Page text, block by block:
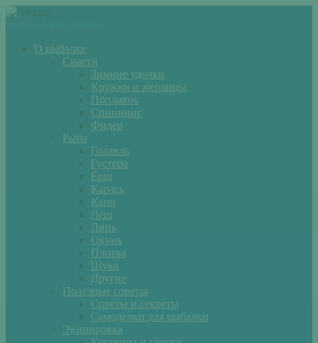
О рыбалке
Снасти
Зимние удочки
Кружки и жерлицы
Поплавок
Спиннинг
Фидер
Рыба
Голавль
Густера
Ёрш
Карась
Карп
Лещ
Линь
Окунь
Плотва
Щука
Другие
Полезные советы
Советы и секреты
Самоделки для рыбалки
Экипировка